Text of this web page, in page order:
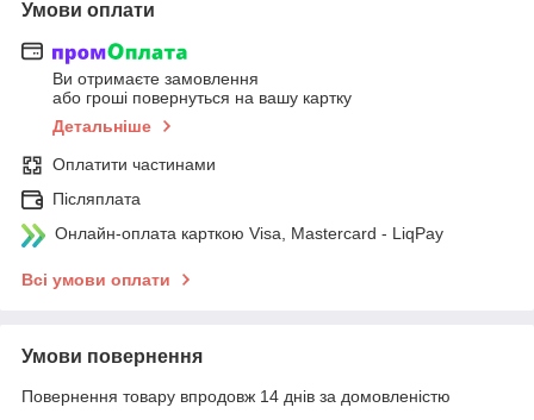
Умови оплати
Ви отримаєте замовлення
або гроші повернуться на вашу картку
Детальніше
Оплатити частинами
Післяплата
Онлайн-оплата карткою Visa, Mastercard - LiqPay
Всі умови оплати
Умови повернення
Повернення товару впродовж 14 днів за домовленістю